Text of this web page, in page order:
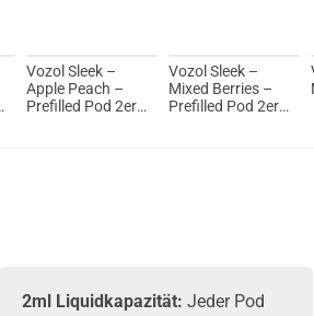
Vozol Sleek –
Apple Peach –
Prefilled Pod 2er
Vozol Sleek –
Mixed Berries –
Prefilled Pod 2er
2ml Liquidkapazität: Jeder Pod